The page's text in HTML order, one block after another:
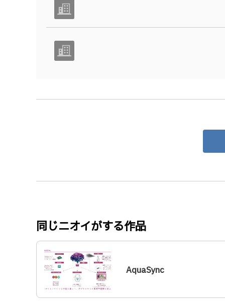
同じニオイがする作品
AquaSync